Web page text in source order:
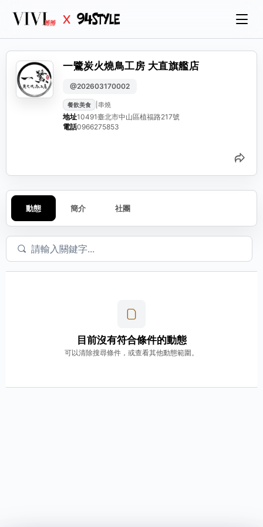
一鷺炭火燒鳥工房 大直旗艦店
@202603170002
餐飲美食 串燒
地址10491臺北市中山區植福路217號
電話0966275853
分
動態 簡介 社團
目前沒有符合條件的動態
可以清除搜尋條件，或查看其他動態範圍。